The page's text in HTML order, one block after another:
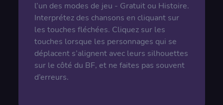
l’un des modes de jeu - Gratuit ou Histoire.
Interprétez des chansons en cliquant sur
les touches fléchées. Cliquez sur les
touches lorsque les personnages qui se
déplacent s’alignent avec leurs silhouettes
sur le côté du BF, et ne faites pas souvent
d’erreurs.